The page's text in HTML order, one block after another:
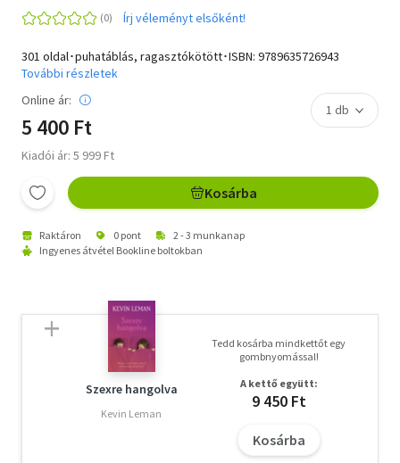
Írj véleményt elsőként!
301 oldal･puhatáblás, ragasztókötött･ISBN: 9789635726943
További részletek
Online ár:
5 400 Ft
Kiadói ár: 5 999 Ft
Kosárba
Raktáron 0 pont
2 - 3 munkanap
Ingyenes átvétel Bookline boltokban
Szexre hangolva
Kevin Leman
Tedd kosárba mindkettőt egy
gombnyomással!
A kettő együtt:
9 450 Ft
Kosárba